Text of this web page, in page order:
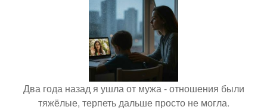
Два года назад я ушла от мужа - отношения были
тяжёлые, терпеть дальше просто не могла.